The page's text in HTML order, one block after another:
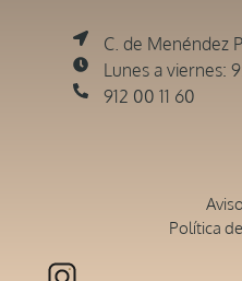
C. de Menéndez
Lunes a viernes:
912 00 11 60
Política